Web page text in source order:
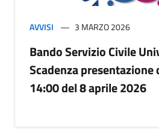
AVVISI 3 MARZO 2026
Bando Servizio Civile
Scadenza
14:00 del 8 aprile 2026